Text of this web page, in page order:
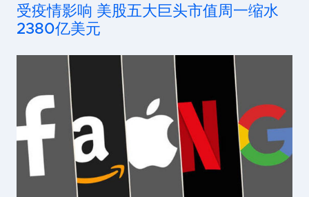
受疫情影响 美股五大巨头市值周一缩水
2380亿美元